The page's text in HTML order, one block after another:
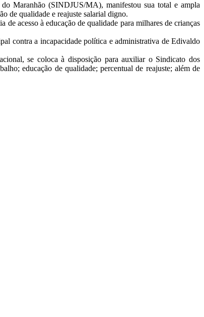
Maranhão (SINDJUS/MA), manifestou sua total e ampla
de qualidade e reajuste salarial digno.
acesso à educação de qualidade para milhares de crianças
contra a incapacidade política e administrativa de Edivaldo
se coloca à disposição para auxiliar o Sindicato dos
educação de qualidade; percentual de reajuste; além de